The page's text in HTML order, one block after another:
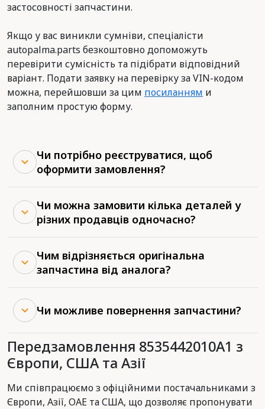
застосовності запчастини.
Якщо у вас виникли сумніви, спеціалісти
autopalma.parts безкоштовно допоможуть
перевірити сумісність та підібрати відповідний
варіант. Подати заявку на перевірку за VIN-кодом
можна, перейшовши за цим посиланням и
заполним простую форму.
Чи потрібно реєструватися, щоб
оформити замовлення?
Чи можна замовити кілька деталей у
різних продавців одночасно?
Чим відрізняється оригінальна
запчастина від аналога?
Чи можливе повернення запчастини?
Передзамовлення 8535442010A1 з
Європи, США та Азії
Ми співпрацюємо з офіційними постачальниками з
Європи, Азії, ОАЕ та США, що дозволяє пропонувати